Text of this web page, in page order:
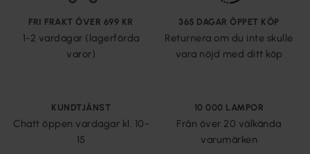
FRI FRAKT ÖVER 699 KR
1-2 vardagar (lagerförda
varor)
365 DAGAR ÖPPET KÖP
Returnera om du inte skulle
vara nöjd med ditt köp
KUNDTJÄNST
Chatt öppen vardagar kl. 10-
15
10 000 LAMPOR
Från över 20 välkända
varumärken